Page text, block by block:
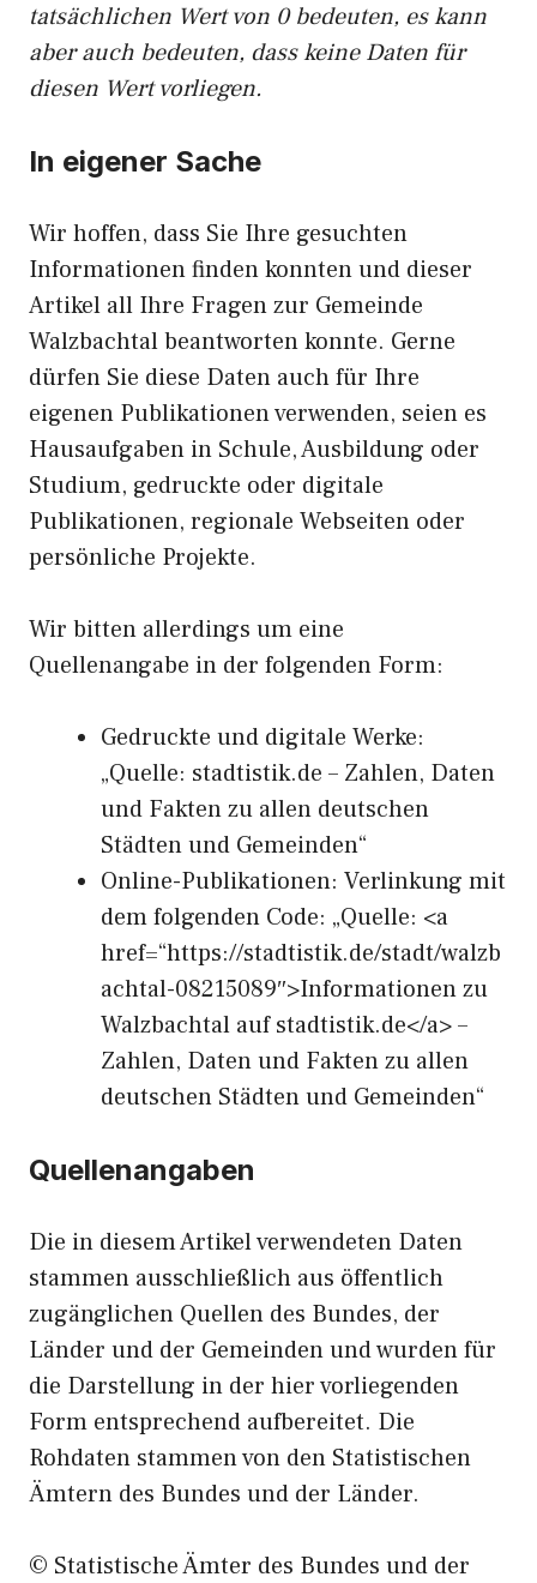
tatsächlichen Wert von 0 bedeuten, es kann
aber auch bedeuten, dass keine Daten für
diesen Wert vorliegen.
In eigener Sache
Wir hoffen, dass Sie Ihre gesuchten
Informationen finden konnten und dieser
Artikel all Ihre Fragen zur Gemeinde
Walzbachtal beantworten konnte. Gerne
dürfen Sie diese Daten auch für Ihre
eigenen Publikationen verwenden, seien es
Hausaufgaben in Schule, Ausbildung oder
Studium, gedruckte oder digitale
Publikationen, regionale Webseiten oder
persönliche Projekte.
Wir bitten allerdings um eine
Quellenangabe in der folgenden Form:
Gedruckte und digitale Werke:
„Quelle: stadtistik.de – Zahlen, Daten
und Fakten zu allen deutschen
Städten und Gemeinden“
Online-Publikationen: Verlinkung mit
dem folgenden Code: „Quelle: <a
href=“https://stadtistik.de/stadt/walzb
achtal-08215089″>Informationen zu
Walzbachtal auf stadtistik.de</a> –
Zahlen, Daten und Fakten zu allen
deutschen Städten und Gemeinden“
Quellenangaben
Die in diesem Artikel verwendeten Daten
stammen ausschließlich aus öffentlich
zugänglichen Quellen des Bundes, der
Länder und der Gemeinden und wurden für
die Darstellung in der hier vorliegenden
Form entsprechend aufbereitet. Die
Rohdaten stammen von den Statistischen
Ämtern des Bundes und der Länder.
© Statistische Ämter des Bundes und der